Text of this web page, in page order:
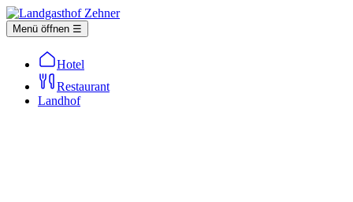
Menü öffnen ☰
Hotel
Restaurant
Landhof